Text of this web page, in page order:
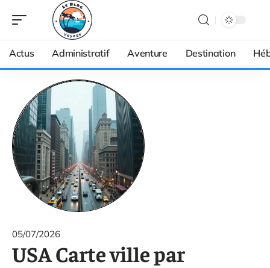
Actus Administratif Aventure Destination
05/07/2026
USA Carte ville par